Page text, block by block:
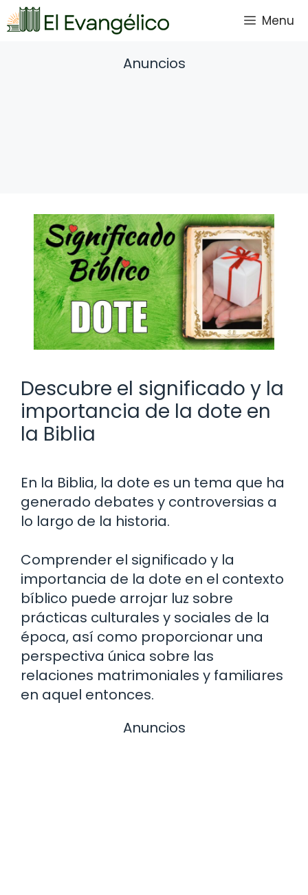
Saltar
al
Menu
Anuncios
Descubre el significado y la
importancia de la dote en
la Biblia
En la Biblia, la dote es un tema que ha
generado debates y controversias a
lo largo de la historia.
Comprender el significado y la
importancia de la dote en el contexto
bíblico puede arrojar luz sobre
prácticas culturales y sociales de la
época, así como proporcionar una
perspectiva única sobre las
relaciones matrimoniales y familiares
en aquel entonces.
Anuncios